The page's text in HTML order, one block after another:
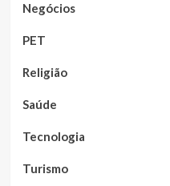
Negócios
PET
Religião
Saúde
Tecnologia
Turismo